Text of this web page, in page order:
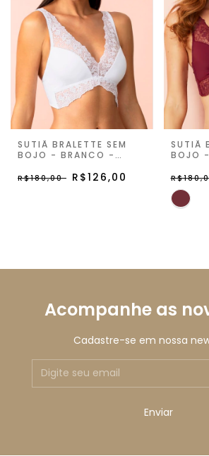
SUTIÃ BRALETTE SEM
BOJO - BRANCO -
R$180,00 R$126,00
SUTIÃ
BOJO
Acompanhe as
Cadastre-se em nossa